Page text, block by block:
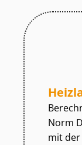
Norm
mit der